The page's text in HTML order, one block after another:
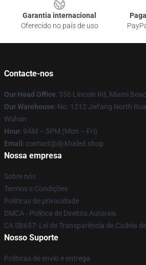
Garantia internacional
Oferecido no país de uso
Contacte-nos
Our Head Office: 350 Lincoln Rd, Miami
Our Warehouse: No. 1212 Jiefang North
Wuhan
Hour: 9AM – 5PM (Mon – Fri)
Email : contact@dj-khaled.shop
Nossa empresa
Sobre nós
Termos e Condições
Políticas de privacidade
DMCA - Política de Direitos Autorais
CA SB657: Lei de Transparência de Cadeia
Nosso Suporte
Políticas de envio e entrega